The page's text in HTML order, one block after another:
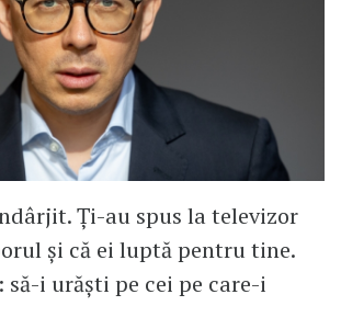
Ți-au spus la televizor
și că ei luptă pentru tine.
să-i urăști pe cei pe care-i